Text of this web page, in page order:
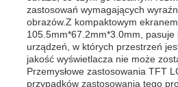
zastosowań wymagających
obrazów.Z kompaktowym
105.5mm*67.2mm*3.0mm,
urządzeń, w których przestrzeń
jakość wyświetlacza nie może
Przemysłowe zastosowania TFT
przypadków zastosowania tego